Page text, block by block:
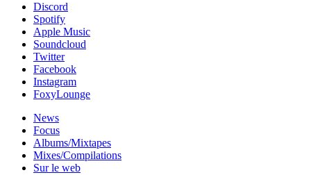
Discord
Spotify
Apple Music
Soundcloud
Twitter
Facebook
Instagram
FoxyLounge
News
Focus
Albums/Mixtapes
Mixes/Compilations
Sur le web